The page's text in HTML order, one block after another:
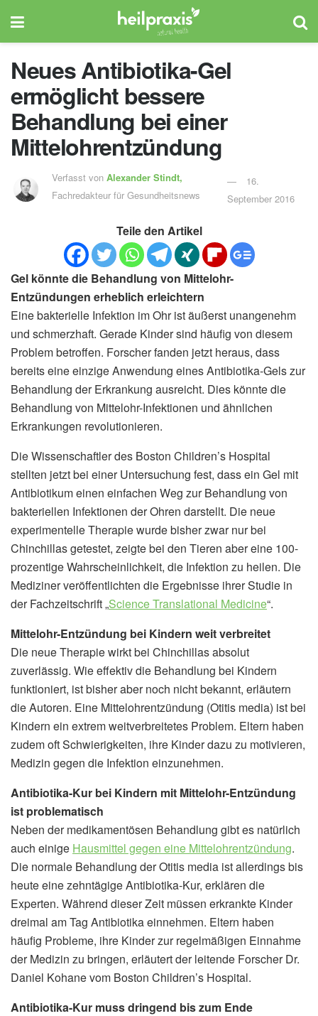
Neues Antibiotika-Gel
ermöglicht bessere
Behandlung bei einer
Mittelohrentzündung
Verfasst vonAlexander Stindt,
Fachredakteur für Gesundheitsnews
16.
September 2016
Teile den Artikel
Gel könnte die Behandlung von Mittelohr-
Entzündungen erheblich erleichtern
Eine bakterielle Infektion im Ohr ist äußerst unangenehm
und schmerzhaft. Gerade Kinder sind häufig von diesem
Problem betroffen. Forscher fanden jetzt heraus, dass
bereits eine einzige Anwendung eines Antibiotika-Gels zur
Behandlung der Erkrankung ausreicht. Dies könnte die
Behandlung von Mittelohr-Infektionen und ähnlichen
Erkrankungen revolutionieren.
Die Wissenschaftler des Boston Children’s Hospital
stellten jetzt bei einer Untersuchung fest, dass ein Gel mit
Antibiotikum einen einfachen Weg zur Behandlung von
bakteriellen Infektionen der Ohren darstellt. Die neue
experimentelle Therapie wurde bisher zwar nur bei
Chinchillas getestet, zeigte bei den Tieren aber eine 100-
prozentige Wahrscheinlichkeit, die Infektion zu heilen. Die
Mediziner veröffentlichten die Ergebnisse ihrer Studie in
der Fachzeitschrift „Science Translational Medicine“.
Mittelohr-Entzündung bei Kindern weit verbreitet
Die neue Therapie wirkt bei Chinchillas absolut
zuverlässig. Wie effektiv die Behandlung bei Kindern
funktioniert, ist bisher aber noch nicht bekannt, erläutern
die Autoren. Eine Mittelohrentzündung (Otitis media) ist bei
Kindern ein extrem weitverbreitetes Problem. Eltern haben
zudem oft Schwierigkeiten, ihre Kinder dazu zu motivieren,
Medizin gegen die Infektion einzunehmen.
Antibiotika-Kur bei Kindern mit Mittelohr-Entzündung
ist problematisch
Neben der medikamentösen Behandlung gibt es natürlich
auch einige Hausmittel gegen eine Mittelohrentzündung.
Die normale Behandlung der Otitis media ist allerdings bis
heute eine zehntägige Antibiotika-Kur, erklären die
Experten. Während dieser Zeit müssen erkrankte Kinder
dreimal am Tag Antibiotika einnehmen. Eltern haben
häufig Probleme, ihre Kinder zur regelmäßigen Einnahme
der Medizin zu bringen, erläutert der leitende Forscher Dr.
Daniel Kohane vom Boston Children’s Hospital.
Antibiotika-Kur muss dringend bis zum Ende